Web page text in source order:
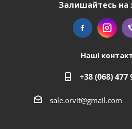
Залишайтесь на
Наші
+38 (068) 477
sale.orvit@gmail.com